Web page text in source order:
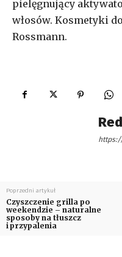
pielęgnujący
włosów. Kosmetyki
Rossmann.
Poprzedni artykuł
Czyszczenie grilla po
weekendzie – naturalne
sposoby na tłuszcz
i przypalenia